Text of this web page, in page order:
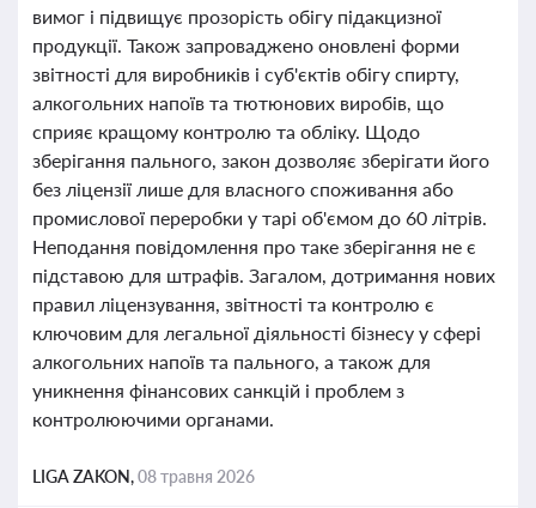
вимог і підвищує прозорість обігу підакцизної
продукції. Також запроваджено оновлені форми
звітності для виробників і суб'єктів обігу спирту,
алкогольних напоїв та тютюнових виробів, що
сприяє кращому контролю та обліку. Щодо
зберігання пального, закон дозволяє зберігати його
без ліцензії лише для власного споживання або
промислової переробки у тарі об'ємом до 60 літрів.
Неподання повідомлення про таке зберігання не є
підставою для штрафів. Загалом, дотримання нових
правил ліцензування, звітності та контролю є
ключовим для легальної діяльності бізнесу у сфері
алкогольних напоїв та пального, а також для
уникнення фінансових санкцій і проблем з
контролюючими органами.
LIGA ZAKON,08 травня 2026